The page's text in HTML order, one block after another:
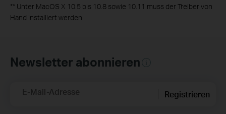
** Unter MacOS X 10.5 bis 10.8 sowie 10.11 muss der Treiber von
Hand installiert werden
Newsletter abonnieren
E-Mail-Adresse Registrieren